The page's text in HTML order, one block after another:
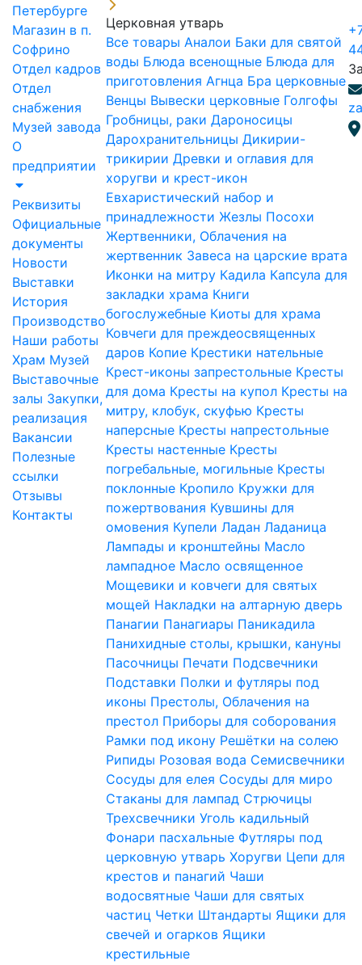
Петербурге
Магазин в п.
Софрино
Отдел кадров
Отдел
снабжения
Музей завода
О
предприятии
Реквизиты
Официальные
документы
Новости
Выставки
История
Производство
Наши работы
Храм Музей
Выставочные
залы Закупки,
реализация
Вакансии
Полезные
ссылки
Отзывы
Контакты
Церковная утварь
Все товары Аналои Баки для святой
воды Блюда всенощные Блюда для
приготовления Агнца Бра церковные
Венцы Вывески церковные Голгофы
Гробницы, раки Дароносицы
Дарохранительницы Дикирии-
трикирии Древки и оглавия для
хоругви и крест-икон
Евхаристический набор и
принадлежности Жезлы Посохи
Жертвенники, Облачения на
жертвенник Завеса на царские врата
Иконки на митру Кадила Капсула для
закладки храма Книги
богослужебные Киоты для храма
Ковчеги для преждеосвященных
даров Копие Крестики нательные
Крест-иконы запрестольные Кресты
для дома Кресты на купол Кресты на
митру, клобук, скуфью Кресты
наперсные Кресты напрестольные
Кресты настенные Кресты
погребальные, могильные Кресты
поклонные Кропило Кружки для
пожертвования Кувшины для
омовения Купели Ладан Ладаница
Лампады и кронштейны Масло
лампадное Масло освященное
Мощевики и ковчеги для святых
мощей Накладки на алтарную дверь
Панагии Панагиары Паникадила
Панихидные столы, крышки, кануны
Пасочницы Печати Подсвечники
Подставки Полки и футляры под
иконы Престолы, Облачения на
престол Приборы для соборования
Рамки под икону Решётки на солею
Рипиды Розовая вода Семисвечники
Сосуды для елея Сосуды для миро
Стаканы для лампад Стрючицы
Трехсвечники Уголь кадильный
Фонари пасхальные Футляры под
церковную утварь Хоругви Цепи для
крестов и панагий Чаши
водосвятные Чаши для святых
частиц Четки Штандарты Ящики для
свечей и огарков Ящики
крестильные